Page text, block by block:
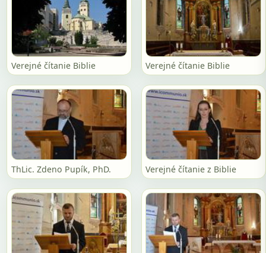
Verejné čítanie Biblie Verejné čítanie Biblie
ThLic. Zdeno Pupík, PhD. Verejné čítanie z Biblie